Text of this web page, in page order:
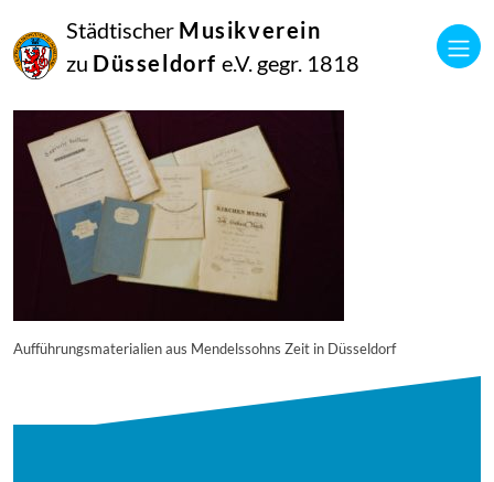
Städtischer Musikverein
zu Düsseldorf e.V. gegr. 1818
Februar
2018
Netkotec
Aufführungsmaterialien aus Mendelssohns Zeit in Düsseldorf